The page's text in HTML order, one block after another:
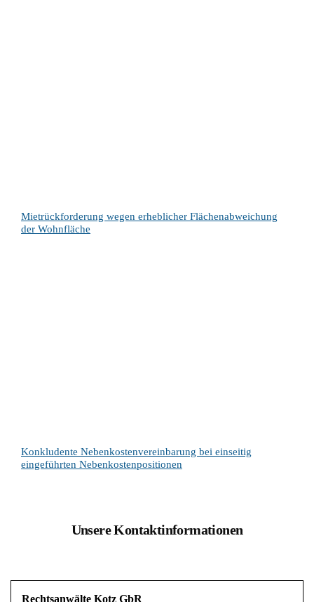
Mietrückforderung wegen erheblicher Flächenabweichung
der Wohnfläche
Konkludente Nebenkostenvereinbarung bei einseitig
eingeführten Nebenkostenpositionen
Unsere Kontaktinformationen
Rechtsanwälte Kotz GbR